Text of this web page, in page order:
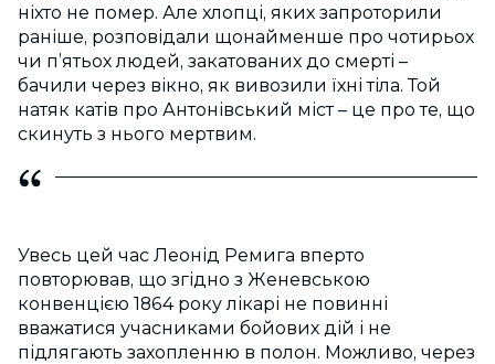
ніхто не помер. Але хлопці, яких запроторили
раніше, розповідали щонайменше про чотирьох
чи п’ятьох людей, закатованих до смерті –
бачили через вікно, як вивозили їхні тіла. Той
натяк катів про Антонівський міст – це про те, що
скинуть з нього мертвим.
Увесь цей час Леонід Ремига вперто
повторював, що згідно з Женевською
конвенцією 1864 року лікарі не повинні
вважатися учасниками бойових дій і не
підлягають захопленню в полон. Можливо, через